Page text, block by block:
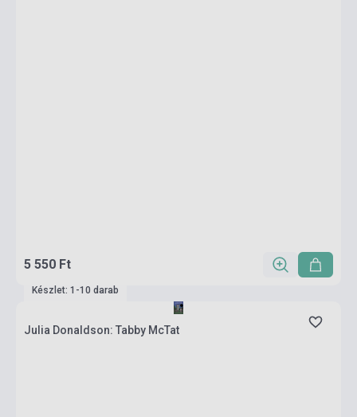
5 550 Ft
Készlet: 1-10 darab
Julia Donaldson: Tabby McTat